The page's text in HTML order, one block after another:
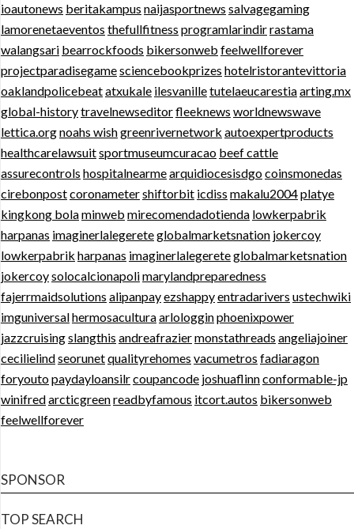
ioautonews beritakampus naijasportnews salvagegaming
lamorenetaeventos thefullfitness programlarindirrastama
walangsari bearrockfoods bikersonweb feelwellforever
projectparadisegamesciencebookprizes hotelristorantevittoria
oaklandpolicebeatatxukale ilesvanilletutelaeucarestiaarting.mx
global-historytravelnewseditorfleeknews worldnewswave
lettica.orgnoahs wishgreenrivernetwork autoexpertproducts
healthcarelawsuitsportmuseumcuracao beef cattle
assurecontrols hospitalnearmearquidiocesisdgocoinsmonedas
cirebonpostcoronametershiftorbit icdiss makalu2004platye
kingkong bolaminweb mirecomendadotienda lowkerpabrik
harpanas imaginerlalegereteglobalmarketsnation jokercoy
lowkerpabrik harpanas imaginerlalegereteglobalmarketsnation
jokercoysolocalcionapolimarylandpreparedness
fajerrmaidsolutions alipanpayezshappyentradarivers ustechwiki
imguniversalhermosaculturaarlologginphoenixpower
jazzcruisingslangthis andreafraziermonstathreads angeliajoiner
cecilielindseorunetqualityrehomes vacumetros fadiaragon
foryoutopaydayloansilrcoupancode joshuaflinnconformable-jp
winifredarcticgreenreadbyfamous itcort.autos bikersonweb
feelwellforever
SPONSOR
TOP SEARCH